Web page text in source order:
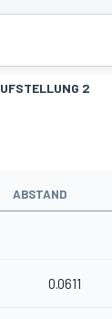
2
ABSTAND
0.0611